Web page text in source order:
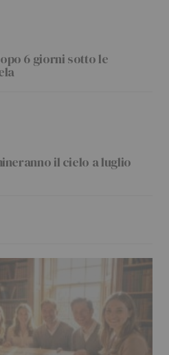
6 giorni sotto le
il cielo a luglio